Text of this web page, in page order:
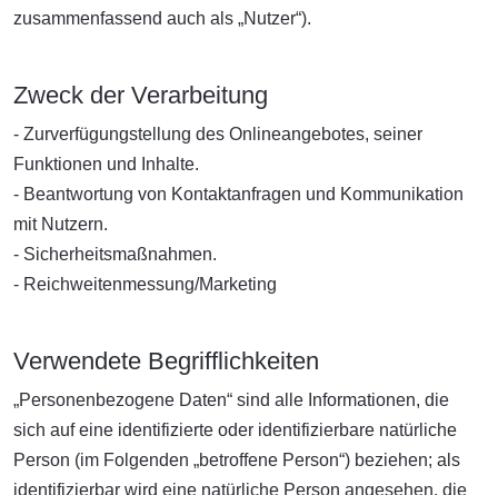
zusammenfassend auch als „Nutzer“).
Zweck der Verarbeitung
- Zurverfügungstellung des Onlineangebotes, seiner
Funktionen und Inhalte.
- Beantwortung von Kontaktanfragen und Kommunikation
mit Nutzern.
- Sicherheitsmaßnahmen.
- Reichweitenmessung/Marketing
Verwendete Begrifflichkeiten
„Personenbezogene Daten“ sind alle Informationen, die
sich auf eine identifizierte oder identifizierbare natürliche
Person (im Folgenden „betroffene Person“) beziehen; als
identifizierbar wird eine natürliche Person angesehen, die